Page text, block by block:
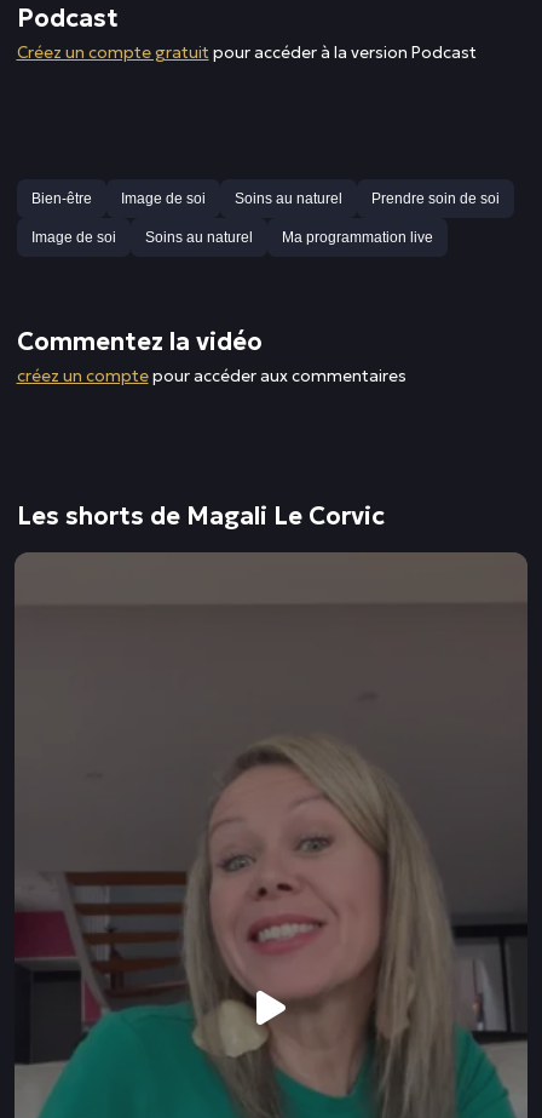
Podcast
Créez un compte gratuit pour accéder à la version Podcast
Bien-être Image de soi Soins au naturel Prendre soin de soi
Image de soi Soins au naturel Ma programmation live
Commentez la vidéo
créez un comptepour accéder aux commentaires
Les shorts de Magali Le Corvic